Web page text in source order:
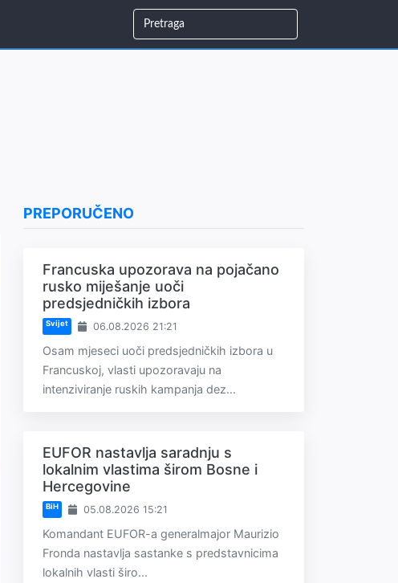
PREPORUČENO
Francuska upozorava na pojačano
rusko miješanje uoči
predsjedničkih izbora
Svijet 06.08.2026 21:21
Osam mjeseci uoči predsjedničkih izbora u
Francuskoj, vlasti upozoravaju na
intenziviranje ruskih kampanja dez...
EUFOR nastavlja saradnju s
lokalnim vlastima širom Bosne i
Hercegovine
BiH 05.08.2026 15:21
Komandant EUFOR-a generalmajor Maurizio
Fronda nastavlja sastanke s predstavnicima
lokalnih vlasti širo...